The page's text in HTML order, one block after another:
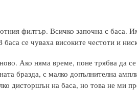
филтър. Всичко започна с баса.
се чуваха високите честоти и
Ако няма време, поне трябва да
бразда, с малко допълнителна
дисторшън на баса, но това не ми